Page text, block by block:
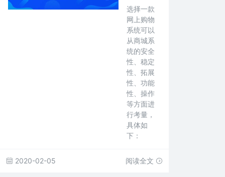
选择一款
网上购物
系统可以
从商城系
统的安全
性、稳定
性、拓展
性、功能
性、操作
等方面进
行考量，
具体如
下：
2020-02-05 阅读全文